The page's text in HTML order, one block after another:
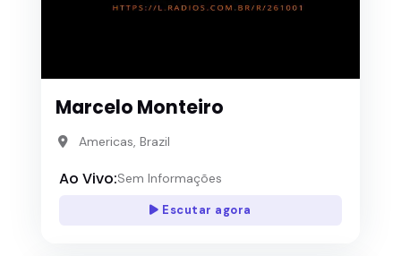
Marcelo Monteiro
Americas, Brazil
Ao Vivo:Sem Informações
Escutar agora